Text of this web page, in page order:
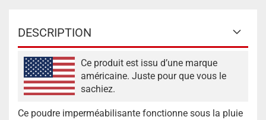
DESCRIPTION
Ce produit est issu d’une marque
américaine. Juste pour que vous le
sachiez.
Ce poudre imperméabilisante fonctionne sous la pluie